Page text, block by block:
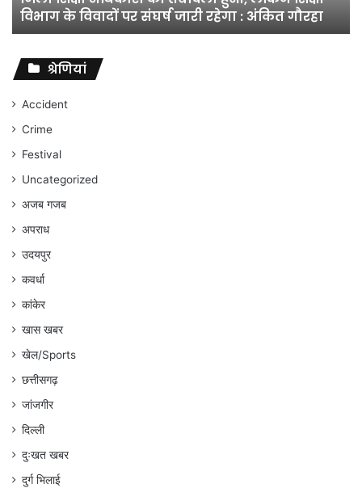
विवादों
संघर्ष
जारी
रहेगा
अंकित
गौरहा
विभाग के विवादों पर संघर्ष जारी रहेगा : अंकित गौरहा
श्रेणियां
Accident
Crime
Festival
Uncategorized
अजब गजब
अपराध
उदयपुर
कवर्धा
कांकेर
खास खबर
खेल/Sports
छत्तीसगढ़
जांजगीर
दिल्ली
दुःखत खबर
दुर्ग भिलाई